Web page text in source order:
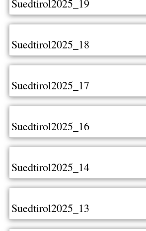
Suedtirol2025_19
Suedtirol2025_18
Suedtirol2025_17
Suedtirol2025_16
Suedtirol2025_14
Suedtirol2025_13